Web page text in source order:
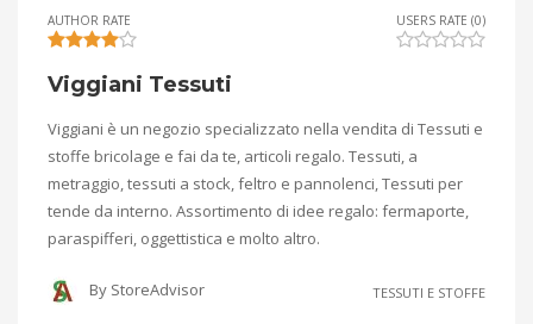
AUTHOR RATE USERS RATE (0)
Viggiani Tessuti
Viggiani è un negozio specializzato nella vendita di Tessuti e
stoffe bricolage e fai da te, articoli regalo. Tessuti, a
metraggio, tessuti a stock, feltro e pannolenci, Tessuti per
tende da interno. Assortimento di idee regalo: fermaporte,
paraspifferi, oggettistica e molto altro.
By StoreAdvisor TESSUTI E STOFFE